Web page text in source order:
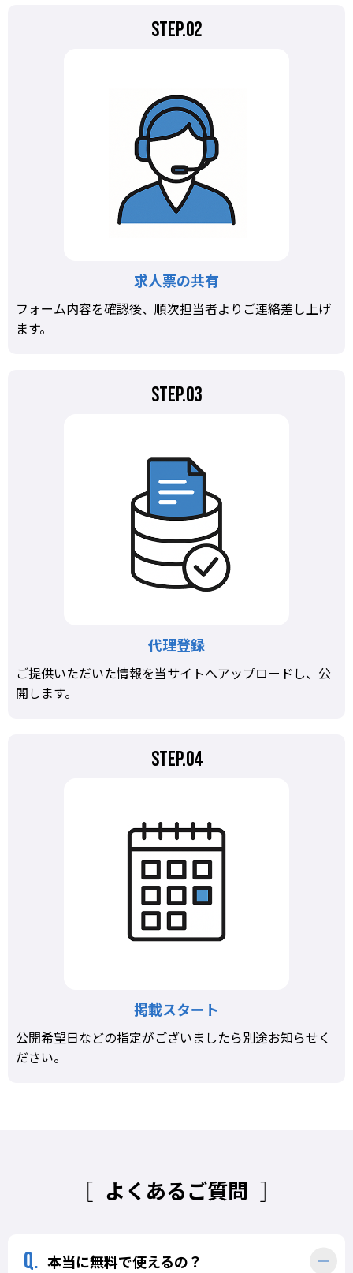
STEP.02
求人票の共有
フォーム内容を確認後、順次担当者よりご連絡差し上げ
ます。
STEP.03
代理登録
ご提供いただいた情報を当サイトへアップロードし、公
開します。
STEP.04
掲載スタート
公開希望日などの指定がございましたら別途お知らせく
ださい。
よくあるご質問
本当に無料で使えるの？